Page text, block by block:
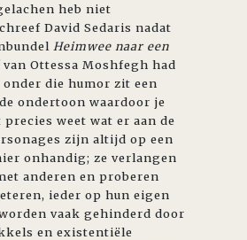
heb niet
David Sedaris nadat
Heimwee naar een
van Ottessa Moshfegh had
onder die humor zit een
ondertoon waardoor je
weet wat er aan de
zijn altijd op een
onhandig; ze verlangen
anderen en proberen
ieder op hun eigen
vaak gehinderd door
en existentiële